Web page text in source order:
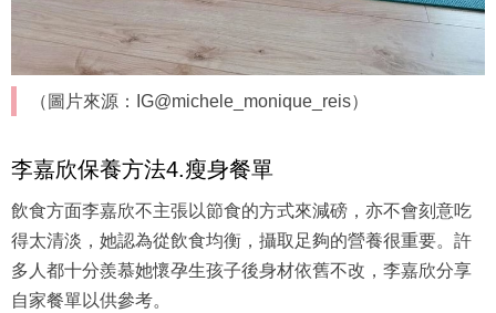
（圖片來源：IG@michele_monique_reis）
李嘉欣保養方法4.瘦身餐單
飲食方面李嘉欣不主張以節食的方式來減磅，亦不會刻意吃
得太清淡，她認為從飲食均衡，攝取足夠的營養很重要。許
多人都十分羨慕她懷孕生孩子後身材依舊不改，李嘉欣分享
自家餐單以供參考。